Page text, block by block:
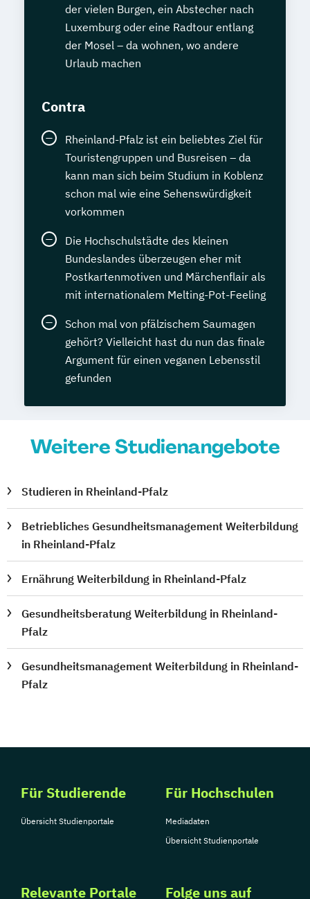
der vielen Burgen, ein Abstecher nach
Luxemburg oder eine Radtour entlang
der Mosel – da wohnen, wo andere
Urlaub machen
Contra
Rheinland-Pfalz ist ein beliebtes Ziel für
Touristengruppen und Busreisen – da
kann man sich beim Studium in Koblenz
schon mal wie eine Sehenswürdigkeit
vorkommen
Die Hochschulstädte des kleinen
Bundeslandes überzeugen eher mit
Postkartenmotiven und Märchenflair als
mit internationalem Melting-Pot-Feeling
Schon mal von pfälzischem Saumagen
gehört? Vielleicht hast du nun das finale
Argument für einen veganen Lebensstil
gefunden
Weitere Studienangebote
Studieren in Rheinland-Pfalz
Betriebliches Gesundheitsmanagement Weiterbildung
in Rheinland-Pfalz
Ernährung Weiterbildung in Rheinland-Pfalz
Gesundheitsberatung Weiterbildung in Rheinland-
Pfalz
Gesundheitsmanagement Weiterbildung in Rheinland-
Pfalz
Für Studierende
Übersicht Studienportale
Für Hochschulen
Mediadaten
Übersicht Studienportale
Relevante Portale Folge uns auf